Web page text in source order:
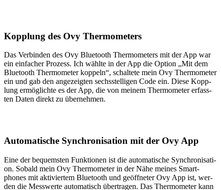
Kopp­lung des Ovy Ther­mo­me­ters
Das Ver­bin­den des Ovy Blue­tooth Ther­mo­me­ters mit der App war
ein ein­fa­cher Pro­zess. Ich wähl­te in der App die Opti­on „Mit dem
Blue­tooth Ther­mo­me­ter kop­peln“, schal­te­te mein Ovy Ther­mo­me­ter
ein und gab den ange­zeig­ten sechs­stel­li­gen Code ein. Die­se Kopp­
lung ermög­lich­te es der App, die von mei­nem Ther­mo­me­ter erfass­
ten Daten direkt zu über­neh­men.
Auto­ma­ti­sche Syn­chro­ni­sa­ti­on mit der Ovy App
Eine der bequems­ten Funk­tio­nen ist die auto­ma­ti­sche Syn­chro­ni­sa­ti­
on. Sobald mein Ovy Ther­mo­me­ter in der Nähe mei­nes Smart­
phones mit akti­vier­tem Blue­tooth und geöff­ne­ter Ovy App ist, wer­
den die Mess­wer­te auto­ma­tisch über­tra­gen. Das Ther­mo­me­ter kann